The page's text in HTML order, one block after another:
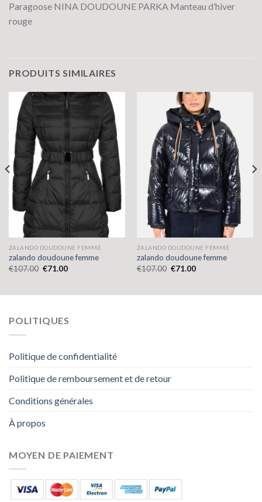
Paragoose NINA DOUDOUNE PARKA Manteau d’hiver
rouge
PRODUITS SIMILAIRES
ZALANDO DOUDOUNE FEMME
zalando doudoune femme
€107.00 €71.00
ZALANDO DOUDOUNE FEMME
zalando doudoune femme
€107.00 €71.00
POLITIQUES
Politique de confidentialité
Politique de remboursement et de retour
Conditions générales
À propos
MOYEN DE PAIEMENT